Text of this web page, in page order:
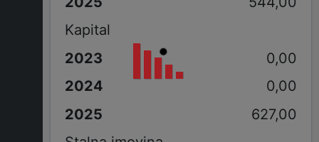
Kapital
0,00
0,00
627,00